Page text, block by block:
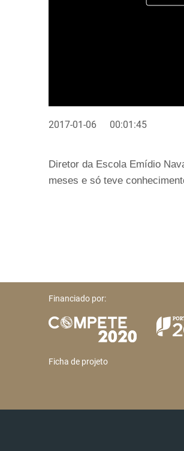
2017-01-06 00:01:45
Diretor da Escola Emídio
meses e só teve
Financiado por:
Ficha de projeto